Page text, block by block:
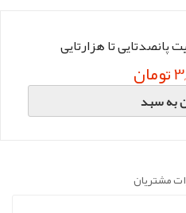
تا هزارتایی
به سبد
مشتریان